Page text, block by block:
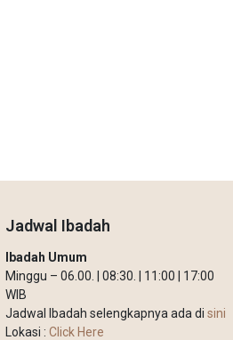
Jadwal Ibadah
Ibadah Umum
Minggu – 06.00. | 08:30. | 11:00 | 17:00
WIB
Jadwal Ibadah selengkapnya ada di sini
Lokasi : Click Here